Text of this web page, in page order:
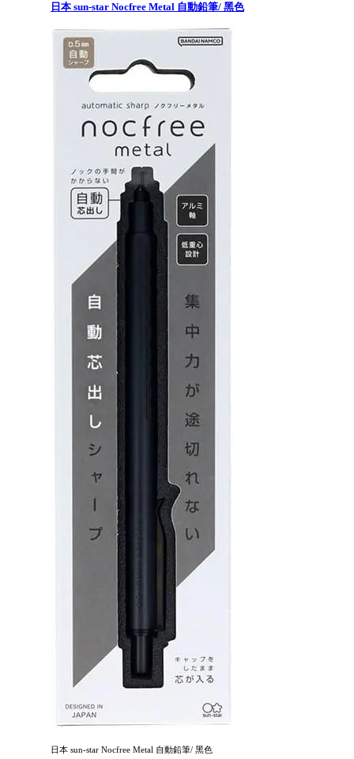
日本 sun-star Nocfree Metal 自動鉛筆/ 黑色
日本 sun-star Nocfree Metal 自動鉛筆/ 黑色